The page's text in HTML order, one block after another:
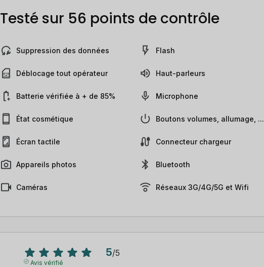
Testé sur 56 points de contrôle
Suppression des données
Déblocage tout opérateur
Batterie vérifiée à + de 85%
État cosmétique
Écran tactile
Appareils photos
Caméras
Flash
Haut-parleurs
Microphone
Boutons volumes, allumage, ...
Connecteur chargeur
Bluetooth
Réseaux 3G/4G/5G et Wifi
5/5
Avis vérifié